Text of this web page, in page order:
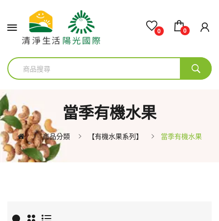
0 0
當季有機水果
商品分類 【有機水果系列】 當季有機水果